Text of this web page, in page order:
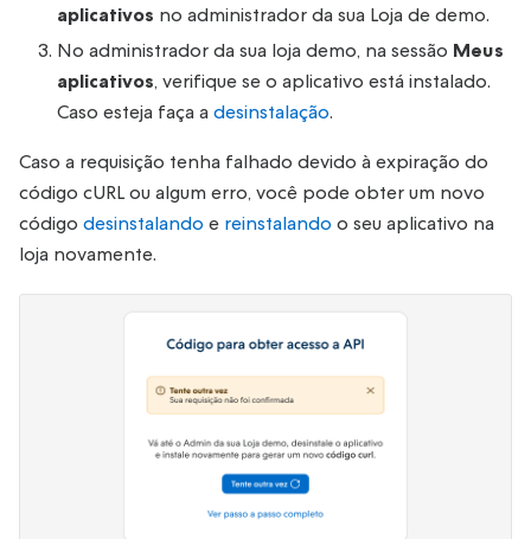
aplicativos no administrador da sua Loja de demo.
No administrador da sua loja demo, na sessão Meus
aplicativos, verifique se o aplicativo está instalado.
Caso esteja faça a desinstalação.
Caso a requisição tenha falhado devido à expiração do
código cURL ou algum erro, você pode obter um novo
código desinstalando e reinstalando o seu aplicativo na
loja novamente.